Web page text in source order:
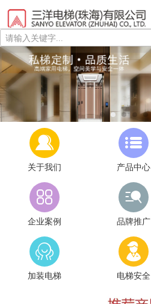
请输入关键字...
关于我们 产品中心
企业案例 品牌推广
加装电梯 电梯安全